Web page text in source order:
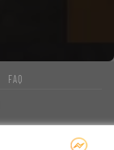
FAQ